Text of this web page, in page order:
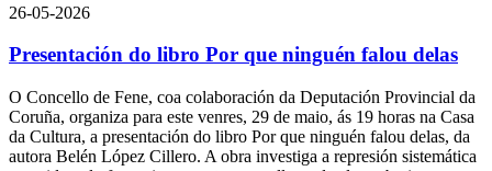
26-05-2026
Presentación do libro Por que ninguén falou delas
O Concello de Fene, coa colaboración da Deputación Provincial da
Coruña, organiza para este venres, 29 de maio, ás 19 horas na Casa
da Cultura, a presentación do libro Por que ninguén falou delas, da
autora Belén López Cillero. A obra investiga a represión sistemática